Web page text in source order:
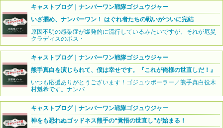
キャストブログ｜ナンバーワン戦隊ゴジュウジャー
いざ掴め、ナンバーワン！ はぐれ者たちの戦いがついに完結
原因不明の感染症が爆発的に流行しているみたいですが、それが厄災
クラディスのボス・
キャストブログ｜ナンバーワン戦隊ゴジュウジャー
熊手真白を演じられて、僕は幸せです。『これが俺様の世直しだ！』
いつも応援ありがとうございます！ゴジュウポーラー／熊手真白役木
村魁希です。ナンバ
キャストブログ｜ナンバーワン戦隊ゴジュウジャー
神をも恐れぬゴッドネス熊手の“覚悟の世直し”が始まる！